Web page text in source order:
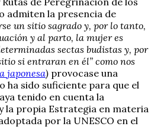
admiten la presencia de
un sitio sagrado y, por lo tanto,
y al parto, la mujer es
sectas budistas y, por
si entraran en él” como nos
japonesa) provocase una
ha sido suficiente para que el
tenido en cuenta la
la propia Estrategia en materia
por la UNESCO en el